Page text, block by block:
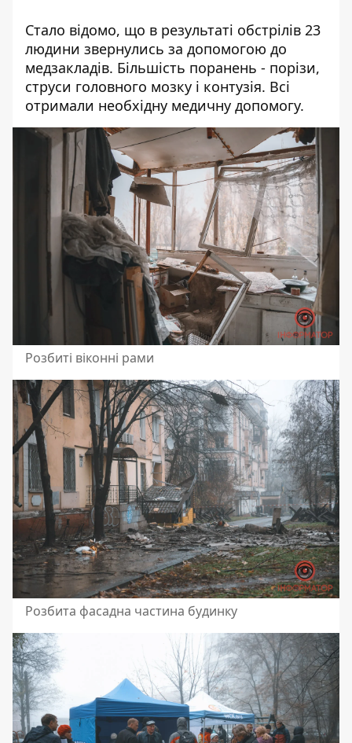
Стало відомо, що в результаті обстрілів 23
людини звернулись за допомогою до
медзакладів. Більшість поранень - порізи,
струси головного мозку і контузія. Всі
отримали необхідну медичну допомогу.
Розбиті віконні рами
Розбита фасадна частина будинку